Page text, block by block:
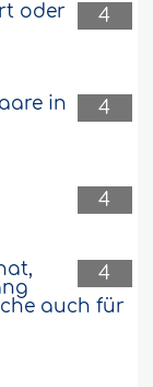
4
oder
4
in
4
4
auch für